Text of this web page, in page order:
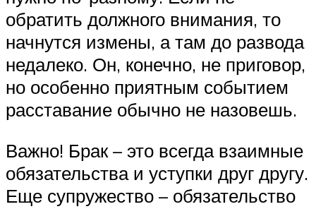
обратить должного внимания, то
начнутся измены, а там до развода
недалеко. Он, конечно, не приговор,
но особенно приятным событием
расставание обычно не назовешь.
Важно! Брак – это всегда взаимные
обязательства и уступки друг другу.
Еще супружество – обязательство